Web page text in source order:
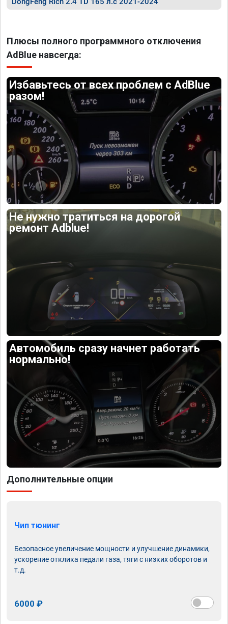
Плюсы полного программного отключения
AdBlue навсегда:
Избавьтесь от всех проблем с AdBlue
разом!
Не нужно тратиться на дорогой
ремонт Adblue!
Автомобиль сразу начнет работать
нормально!
Дополнительные опции
Чип тюнинг
Безопасное увеличение мощности и улучшение динамики,
ускорение отклика педали газа, тяги с низких оборотов и
т.д.
6000 ₽